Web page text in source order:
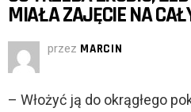
MIAŁA ZAJĘCIE NA
przez MARCIN
– Włożyć ją do okrągłego